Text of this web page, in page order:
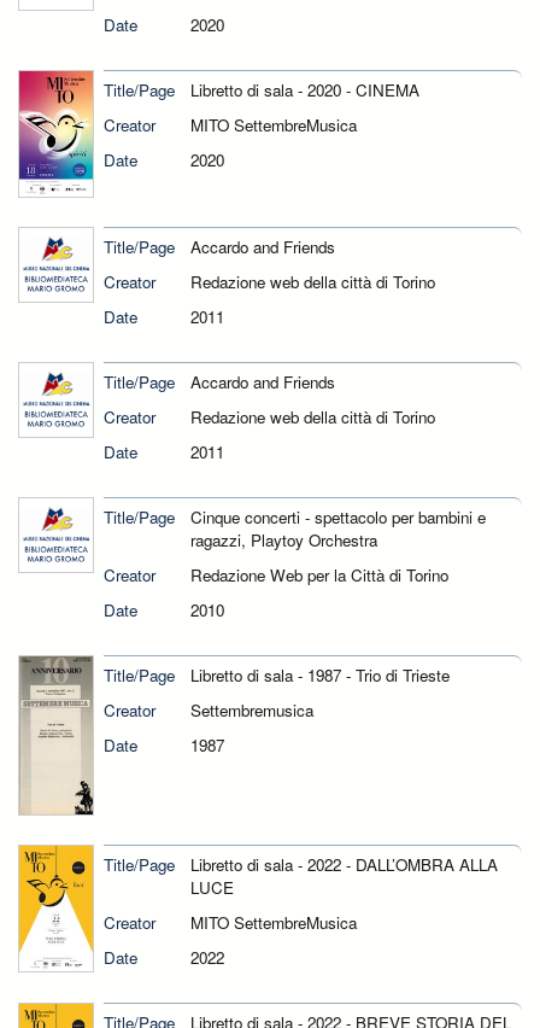
Date
2020
Title/Page
Libretto di sala - 2020 - CINEMA
Creator
MITO SettembreMusica
Date
2020
Title/Page
Accardo and Friends
Creator
Redazione web della città di Torino
Date
2011
Title/Page
Accardo and Friends
Creator
Redazione web della città di Torino
Date
2011
Title/Page
Cinque concerti - spettacolo per bambini e
ragazzi, Playtoy Orchestra
Creator
Redazione Web per la Città di Torino
Date
2010
Title/Page
Libretto di sala - 1987 - Trio di Trieste
Creator
Settembremusica
Date
1987
Title/Page
Libretto di sala - 2022 - DALL’OMBRA ALLA
LUCE
Creator
MITO SettembreMusica
Date
2022
Title/Page Libretto di sala - 2022 - BREVE STORIA DEL